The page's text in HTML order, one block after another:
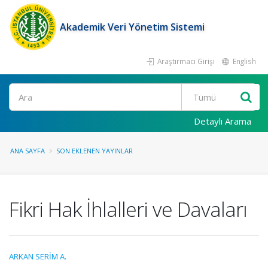
Akademik Veri Yönetim Sistemi
Araştırmacı Girişi English
Ara
Detaylı Arama
ANA SAYFA SON EKLENEN YAYINLAR
Fikri Hak İhlalleri ve Davaları
ARKAN SERİM A.